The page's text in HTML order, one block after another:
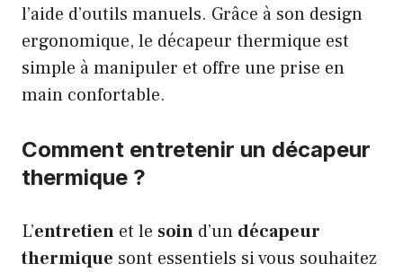
l’aide d’outils manuels. Grâce à son design
ergonomique, le décapeur thermique est
simple à manipuler et offre une prise en
main confortable.
Comment entretenir un décapeur
thermique ?
L’entretien et le soin d’un décapeur
thermique sont essentiels si vous souhaitez